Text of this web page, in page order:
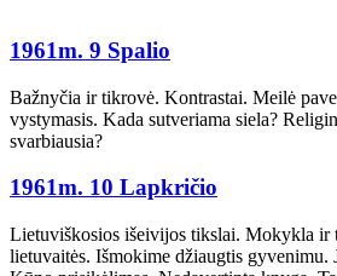
1961m. 9 Spalio
Bažnyčia ir tikrovė. Kontrastai. Meilė
vystymasis. Kada sutveriama siela?
svarbiausia?
1961m. 10 Lapkričio
Lietuviškosios išeivijos tikslai. Mokykla ir
lietuvaitės. Išmokime džiaugtis gyvenimu.